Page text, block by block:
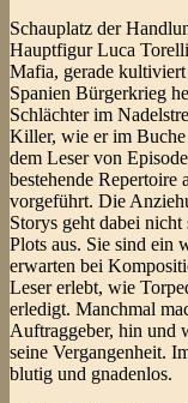
Schauplatz der
Hauptfigur Luca
Mafia, gerade
Spanien Bürgerkrieg
Schlächter im
Killer, wie er im Buche
dem Leser von
bestehende Repertoire
vorgeführt. Die
Storys geht dabei
Plots aus. Sie sind ein
erwarten bei
Leser erlebt, wie
erledigt. Manchmal
Auftraggeber, hin und
seine Vergangenheit.
blutig und gnadenlos.